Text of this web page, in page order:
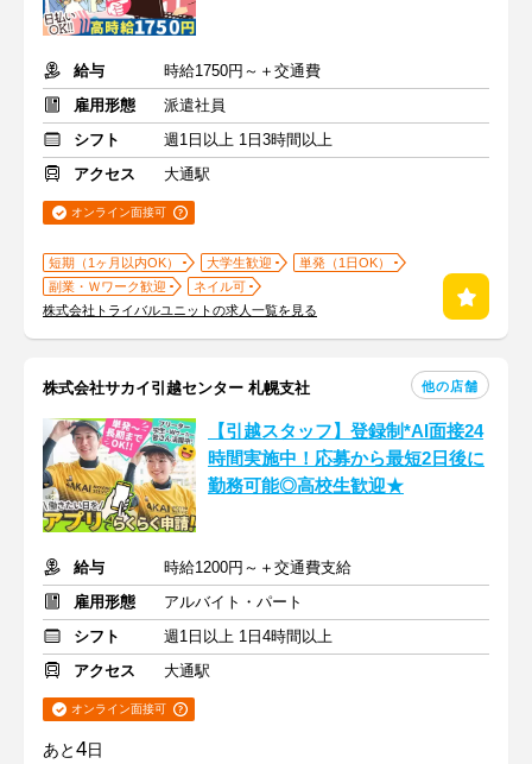
給与
時給1750円～＋交通費
雇用形態
派遣社員
シフト
週1日以上 1日3時間以上
アクセス
大通駅
オンライン面接可
短期（1ヶ月以内OK） 大学生歓迎
単発（1日OK）
副業・Ｗワーク歓迎
ネイル可
株式会社トライバルユニットの求人一覧を見る
株式会社サカイ引越センター 札幌支社 他の店舗
【引越スタッフ】登録制*AI面接24
時間実施中！応募から最短2日後に
勤務可能◎高校生歓迎★
給与
時給1200円～＋交通費支給
雇用形態
アルバイト・パート
シフト
週1日以上 1日4時間以上
アクセス
大通駅
オンライン面接可
あと4日